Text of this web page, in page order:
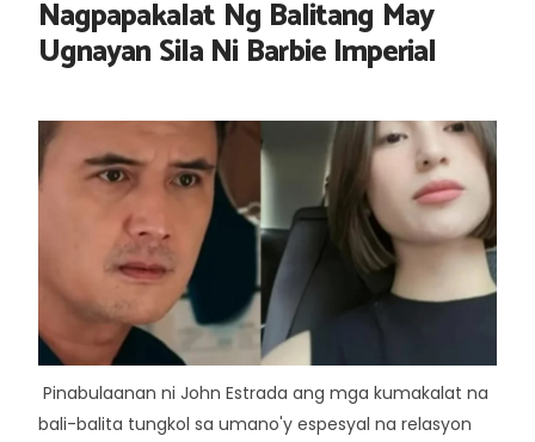
Nagpapakalat Ng Balitang May
Ugnayan Sila Ni Barbie Imperial
Pinabulaanan ni John Estrada ang mga kumakalat na
bali-balita tungkol sa umano'y espesyal na relasyon